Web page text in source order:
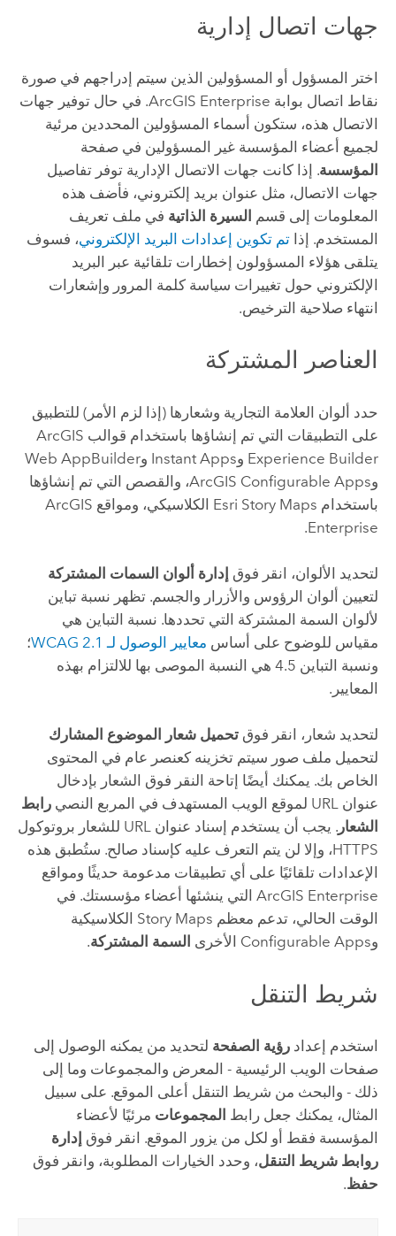
جهات اتصال إدارية
اختر المسؤول أو المسؤولين الذين سيتم إدراجهم في صورة
نقاط اتصال بوابة ArcGIS Enterprise. في حال توفير جهات
الاتصال هذه، ستكون أسماء المسؤولين المحددين مرئية
لجميع أعضاء المؤسسة غير المسؤولين في صفحة
المؤسسة. إذا كانت جهات الاتصال الإدارية توفر تفاصيل
جهات الاتصال، مثل عنوان بريد إلكتروني، فأضف هذه
المعلومات إلى قسم السيرة الذاتية في ملف تعريف
المستخدم. إذا تم تكوين إعدادات البريد الإلكتروني، فسوف
يتلقى هؤلاء المسؤولون إخطارات تلقائية عبر البريد
الإلكتروني حول تغييرات سياسة كلمة المرور وإشعارات
انتهاء صلاحية الترخيص.
العناصر المشتركة
حدد ألوان العلامة التجارية وشعارها (إذا لزم الأمر) للتطبيق
على التطبيقات التي تم إنشاؤها باستخدام قوالب ArcGIS
Experience Builder وInstant Apps وWeb AppBuilder
وArcGIS Configurable Apps، والقصص التي تم إنشاؤها
باستخدام Esri Story Maps الكلاسيكي، ومواقع ArcGIS
Enterprise
.
لتحديد الألوان، انقر فوق إدارة ألوان السمات المشتركة
لتعيين ألوان الرؤوس والأزرار والجسم. تظهر نسبة تباين
لألوان السمة المشتركة التي تحددها. نسبة التباين هي
مقياس للوضوح على أساس معايير الوصول لـ WCAG 2.1
؛
ونسبة التباين 4.5 هي النسبة الموصى بها للالتزام بهذه
المعايير.
لتحديد شعار، انقر فوق تحميل شعار الموضوع المشارك
لتحميل ملف صور سيتم تخزينه كعنصر عام في المحتوى
الخاص بك. يمكنك أيضًا إتاحة النقر فوق الشعار بإدخال
عنوان URL لموقع الويب المستهدف في المربع النصي
رابط
الشعار .
يجب أن يستخدم إسناد عنوان URL للشعار بروتوكول
HTTPS، وإلا لن يتم التعرف عليه كإسناد صالح. ستُطبق هذه
الإعدادات تلقائيًا على أي تطبيقات مدعومة حديثًا ومواقع
ArcGIS Enterpriseالتي ينشئها أعضاء مؤسستك. في
الوقت الحالي، تدعم معظم Story Maps الكلاسيكية
وConfigurable Apps الأخرى
السمة المشتركة.
شريط التنقل
استخدم إعداد رؤية الصفحة لتحديد من يمكنه الوصول إلى
صفحات الويب الرئيسية - المعرض والمجموعات وما إلى
ذلك - والبحث من شريط التنقل أعلى الموقع. على سبيل
المثال، يمكنك جعل رابط المجموعات مرئيًا لأعضاء
المؤسسة فقط أو لكل من يزور الموقع. انقر فوق إدارة
روابط شريط التنقل، وحدد الخيارات المطلوبة، وانقر فوق
حفظ.